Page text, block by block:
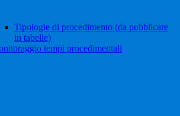
Tipologie di procedimento (da pubblicare
in tabelle)
tempi procedimentali